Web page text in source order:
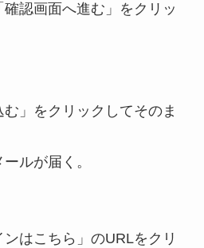
確認画面へ進む」をクリッ
む」をクリックしてそのま
ルが届く。
ンはこちら」のURLをクリ